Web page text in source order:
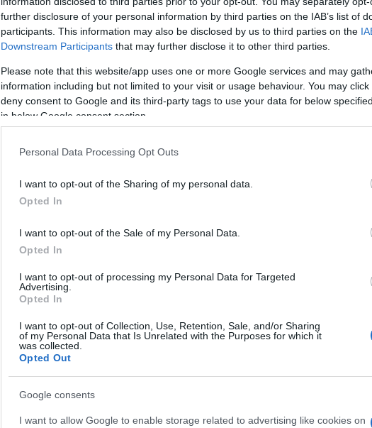
further disclosure of your personal information by third parties on the IAB’s list of
participants. This information may also be disclosed by us to third parties on the
Downstream Participants that may further disclose it to other third parties.
Please note that this website/app uses one or more Google services and may
information including but not limited to your visit or usage behaviour. You may
deny consent to Google and its third-party tags to use your data for below
in below Google consent section.
Personal Data Processing Opt Outs
I want to opt-out of the Sharing of my personal data.
Opted In
I want to opt-out of the Sale of my Personal Data.
Opted In
I want to opt-out of processing my Personal Data for Targeted
Advertising.
Opted In
I want to opt-out of Collection, Use, Retention, Sale, and/or Sharing
of my Personal Data that Is Unrelated with the Purposes for which it
was collected.
Opted Out
Google consents
I want to allow Google to enable storage related to advertising like cookies on